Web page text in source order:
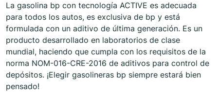
La gasolina bp con tecnología ACTIVE es adecuada
para todos los autos, es exclusiva de bp y está
formulada con un aditivo de última generación. Es un
producto desarrollado en laboratorios de clase
mundial, haciendo que cumpla con los requisitos de la
norma NOM-016-CRE-2016 de aditivos para control de
depósitos. ¡Elegir gasolineras bp siempre estará bien
pensado!